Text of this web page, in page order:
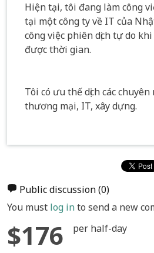
Hiện tại, tôi đang làm công
tại một công ty về IT của
công việc phiên dịch tự do
được thời gian.
Tôi có ưu thế dịch các
thương mại, IT, xây dựng.
Public discussion(0)
You must log into send a new
$176 per half-day